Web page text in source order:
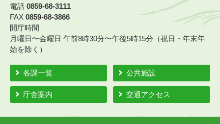
電話 0859-68-3111
FAX 0859-68-3866
開庁時間
月曜日〜金曜日 午前8時30分〜午後5時15分（祝日・年末年
始を除く）
各課一覧 公共施設
庁舎案内 交通アクセス